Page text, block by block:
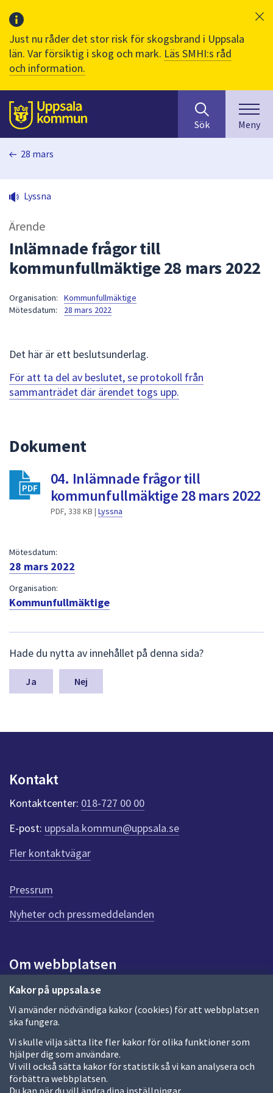
Just nu råder det stor risk för skogsbrand i Uppsala
län. Var försiktig i skog och mark. Läs SMHI:s råd
och information.
Till sidans
huvudinnehåll
efter
innehåll
på
sökförslag
för
att
navigera
för
att
Sök Meny
Kakor på uppsala.se
Vi använder nödvändiga kakor (cookies) för att webbplatsen
ska fungera.
Vi skulle vilja sätta lite fler kakor för olika funktioner som
hjälper dig som användare.
Vi vill också sätta kakor för statistik så vi kan analysera och
förbättra webbplatsen.
Du kan när du vill ändra dina inställningar.
28 mars
Lyssna
Ärende
Inlämnade frågor till
kommunfullmäktige 28 mars 2022
Organisation:
Kommunfullmäktige
Mötesdatum:
28 mars 2022
Det här är ett beslutsunderlag.
För att ta del av beslutet, se protokoll från
sammanträdet där ärendet togs upp.
Dokument
04. Inlämnade frågor till
kommunfullmäktige 28 mars 2022
PDF, 338 KB | Lyssna
Mötesdatum:
28 mars 2022
Organisation:
Kommunfullmäktige
ä
m
a
n
k
t
e
r
f
ö
r
e
n
n
a
d
a
Hade du nytta av innehållet på denna sida?
Nej
Kontakt
Kontaktcenter: 018-727 00 00
E-post: uppsala.kommun@uppsala.se
Fler kontaktvägar
Pressrum
Nyheter och pressmeddelanden
Om webbplatsen
Om webbplatsen
Allmänna handlingar och diarium
Behandling av personuppgifter
Kakor
Språk (other languages)